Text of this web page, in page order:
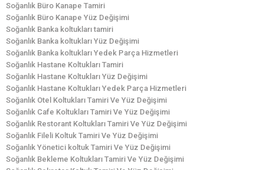
Soğanlık Büro Kanape Tamiri
Soğanlık Büro Kanape Yüz Değişimi
Soğanlık Banka koltukları tamiri
Soğanlık Banka koltukları Yüz Değişimi
Soğanlık Banka koltukları Yedek Parça Hizmetleri
Soğanlık Hastane Koltukları Tamiri
Soğanlık Hastane Koltukları Yüz Değişimi
Soğanlık Hastane Koltukları Yedek Parça Hizmetleri
Soğanlık Otel Koltukları Tamiri Ve Yüz Değişimi
Soğanlık Cafe Koltukları Tamiri Ve Yüz Değişimi
Soğanlık Restorant Koltukları Tamiri Ve Yüz Değişimi
Soğanlık Fileli Koltuk Tamiri Ve Yüz Değişimi
Soğanlık Yönetici koltuk Tamiri Ve Yüz Değişimi
Soğanlık Bekleme Koltukları Tamiri Ve Yüz Değişimi